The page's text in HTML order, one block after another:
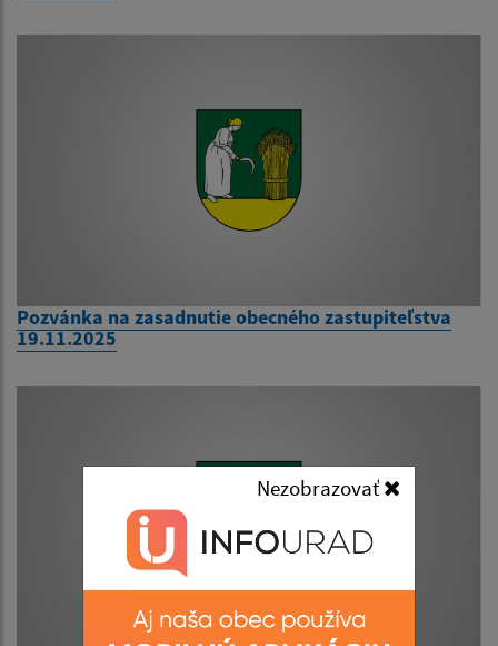
Nezobrazovať
Pozvánka na zasadnutie obecného zastupiteľstva
19.11.2025